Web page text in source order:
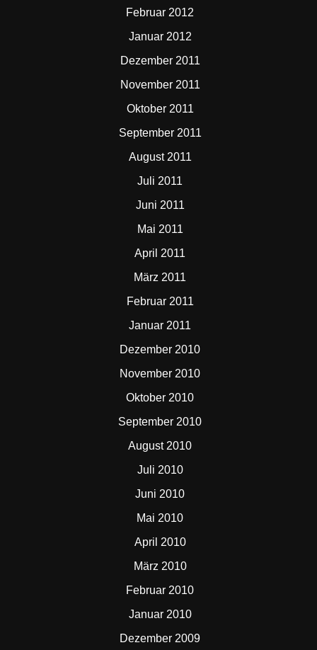
Februar 2012
Januar 2012
Dezember 2011
November 2011
Oktober 2011
September 2011
August 2011
Juli 2011
Juni 2011
Mai 2011
April 2011
März 2011
Februar 2011
Januar 2011
Dezember 2010
November 2010
Oktober 2010
September 2010
August 2010
Juli 2010
Juni 2010
Mai 2010
April 2010
März 2010
Februar 2010
Januar 2010
Dezember 2009